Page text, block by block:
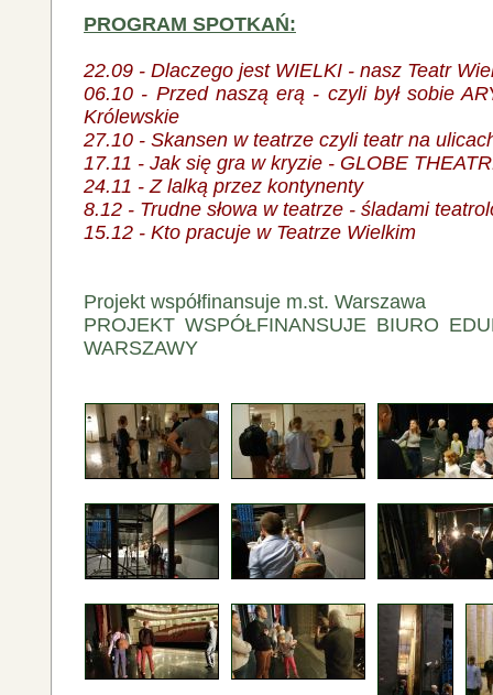
PROGRAM SPOTKAŃ:
22.09 - Dlaczego jest WIELKI - nasz Teatr
06.10 - Przed naszą erą - czyli był sobie
Królewskie
27.10 - Skansen w teatrze czyli teatr na
17.11 - Jak się gra w kryzie - GLOBE
24.11 - Z lalką przez kontynenty
8.12 - Trudne słowa w teatrze - śladami
15.12 - Kto pracuje w Teatrze Wielkim
Projekt współfinansuje m.st. Warszawa
PROJEKT WSPÓŁFINANSUJE BIURO
WARSZAWY